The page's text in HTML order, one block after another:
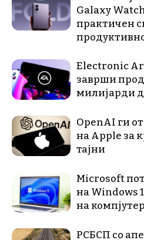
Galaxy
практичен
Electronic
заврши
милијарди
OpenAI ги
на Apple за
тајни
Microsoft
на Windows
на
РСБСП со